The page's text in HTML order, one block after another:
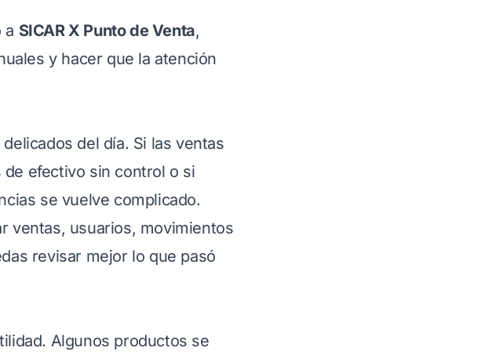
a SICAR X Punto de Venta,
y hacer que la atención
del día. Si las ventas
efectivo sin control o si
se vuelve complicado.
ventas, usuarios, movimientos
revisar mejor lo que pasó
Algunos productos se